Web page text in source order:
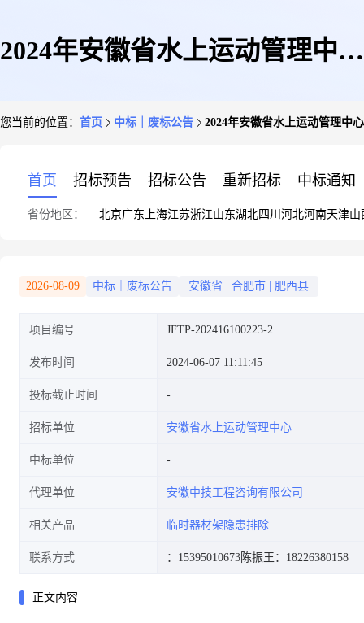
2024年安徽省水上运动管理中心
您当前的位置： 首页 中标｜废标公告 2024年安徽省水上运动管理中
首页 招标预告 招标公告 重新招标 中标通知
省份地区： 北京广东 上海江苏浙江山东湖北四川 河北河南天津山
2026-08-09 中标｜废标公告 安徽省 合肥市 肥西县
项目编号 JFTP-202416100223-2
发布时间 2024-06-07 11:11:45
投标截止时间
招标单位 安徽省水上运动管理中心
中标单位
代理单位 安徽中技工程咨询有限公司
相关产品 临时器材架隐患排除
联系方式 ：15395010673陈振王：18226380158
正文内容